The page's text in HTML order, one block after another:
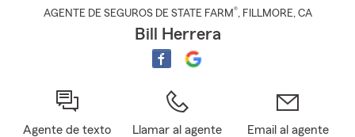
AGENTE DE SEGUROS DE STATE FARM®, FILLMORE, CA
Bill Herrera
Agente de texto Llamar al agente Email al agente